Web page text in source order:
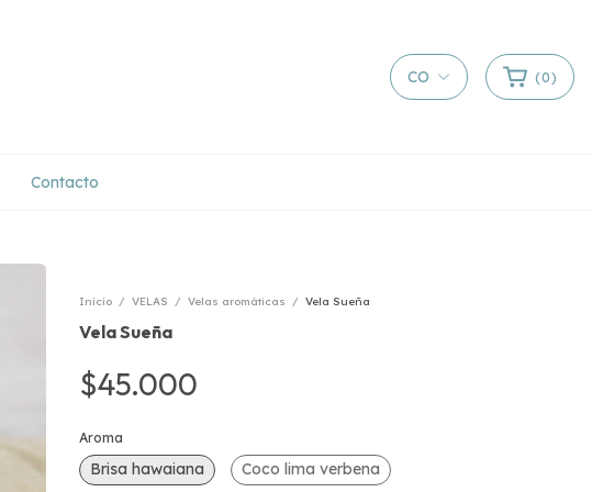
CO (0)
Contacto
Inicio / VELAS / Velas aromáticas / Vela Sueña
Vela Sueña
$45.000
Aroma
Brisa hawaiana Coco lima verbena